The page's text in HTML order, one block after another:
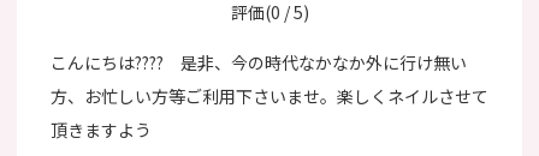
評価(0 / 5)
こんにちは???? 是非、今の時代なかなか外に行け無い
方、お忙しい方等ご利用下さいませ。楽しくネイルさせて
頂きますよう